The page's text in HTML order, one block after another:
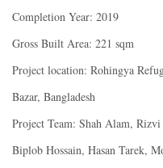
Completion Year: 2019
Gross Built Area: 221 sqm
Project location: Rohingya
Bazar, Bangladesh
Project Team: Shah Alam, Rizvi
Biplob Hossain, Hasan Tarek,